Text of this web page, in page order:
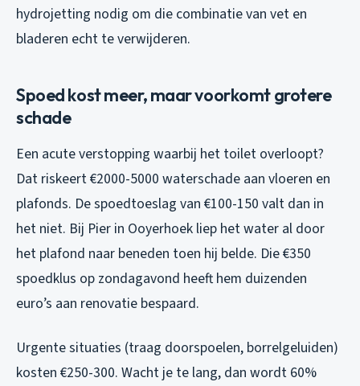
hydrojetting nodig om die combinatie van vet en
bladeren echt te verwijderen.
Spoed kost meer, maar voorkomt grotere
schade
Een acute verstopping waarbij het toilet overloopt?
Dat riskeert €2000-5000 waterschade aan vloeren en
plafonds. De spoedtoeslag van €100-150 valt dan in
het niet. Bij Pier in Ooyerhoek liep het water al door
het plafond naar beneden toen hij belde. Die €350
spoedklus op zondagavond heeft hem duizenden
euro’s aan renovatie bespaard.
Urgente situaties (traag doorspoelen, borrelgeluiden)
kosten €250-300. Wacht je te lang, dan wordt 60%